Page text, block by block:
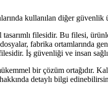
kullanılan diğer güvenlik
filesidir. Bu filesi,
fabrika ortamlarında
İş güvenliği ve insan
bir çözüm ortağıdır.
detaylı bilgi